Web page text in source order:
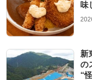
味
新
の
“